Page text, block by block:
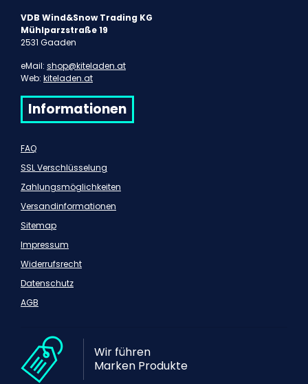
VDB Wind&Snow Trading KG
Mühlparzstraße 19
2531 Gaaden
eMail: shop@kiteladen.at
Web: kiteladen.at
Informationen
FAQ
SSL Verschlüsselung
Zahlungsmöglichkeiten
Versandinformationen
Sitemap
Impressum
Widerrufsrecht
Datenschutz
AGB
Wir führen
Marken Produkte